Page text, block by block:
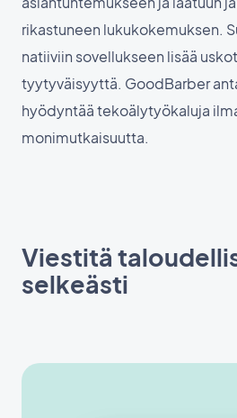
rikastuneen lukukokemuksen.
natiiviin sovellukseen lisää
tyytyväisyyttä. GoodBarber
hyödyntää tekoälytyökaluja
monimutkaisuutta.
Viestitä
selkeästi